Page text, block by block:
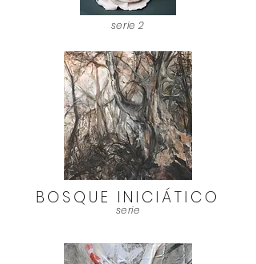
serie 2
BOSQUE INICIÁTICO
serie